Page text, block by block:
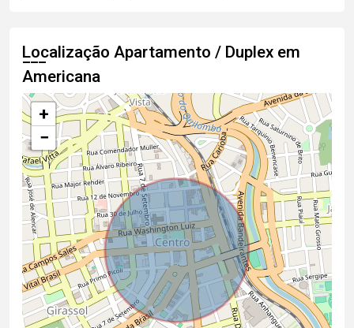
Localização Apartamento / Duplex em
Americana
+
−